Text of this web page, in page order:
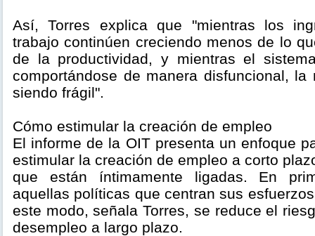
Así, Torres explica que "mientras los
trabajo continúen creciendo menos de lo
de la productividad, y mientras el
comportándose de manera disfuncional, la
siendo frágil".
Cómo estimular la creación de empleo
El informe de la OIT presenta un enfoque
estimular la creación de empleo a corto
que están íntimamente ligadas. En
aquellas políticas que centran sus
este modo, señala Torres, se reduce el
desempleo a largo plazo.